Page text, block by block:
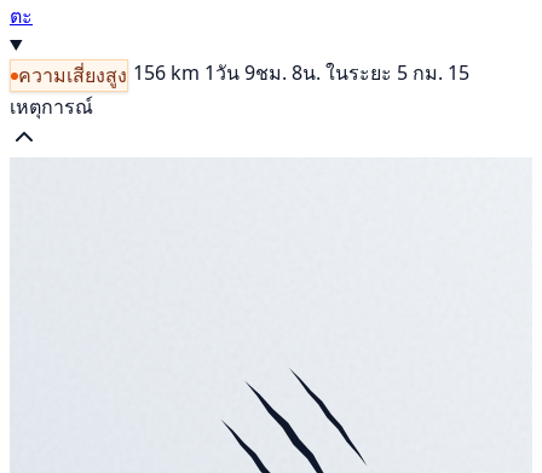
ตะ
ความเสี่ยงสูง 156 km 1วัน 9ชม. 8น. ในระยะ 5 กม. 15
เหตุการณ์